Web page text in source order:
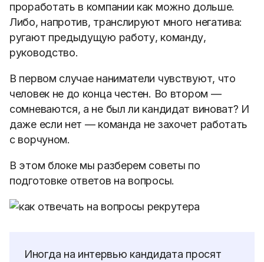
проработать в компании как можно дольше.
Либо, напротив, транслируют много негатива:
ругают предыдущую работу, команду,
руководство.
В первом случае наниматели чувствуют, что
человек не до конца честен. Во втором —
сомневаются, а не был ли кандидат виноват? И
даже если нет — команда не захочет работать
с ворчуном.
В этом блоке мы разберем советы по
подготовке ответов на вопросы.
Иногда на интервью кандидата просят